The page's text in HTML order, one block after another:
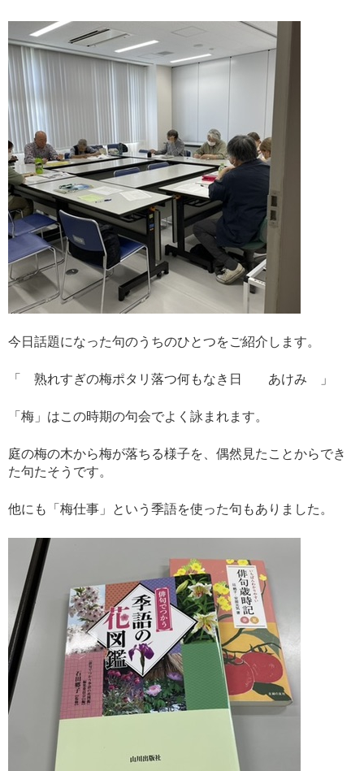
今日話題になった句のうちのひとつをご紹介します。
「 熟れすぎの梅ポタリ落つ何もなき日 あけみ 」
「梅」はこの時期の句会でよく詠まれます。
庭の梅の木から梅が落ちる様子を、偶然見たことからでき
た句たそうです。
他にも「梅仕事」という季語を使った句もありました。